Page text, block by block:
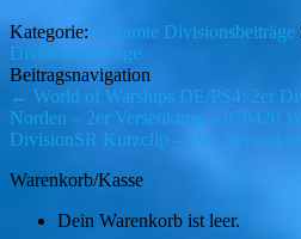
Kategorie: Gesamte Divisionsbeiträge
Divisionsbeiträge
Beitragsnavigation
← World of Warships DE/PS4: 2er
Norden – 2er Versenkung – 070420
DivisionSR Kurzclip – Div.
Warenkorb/Kasse
Dein Warenkorb ist leer.